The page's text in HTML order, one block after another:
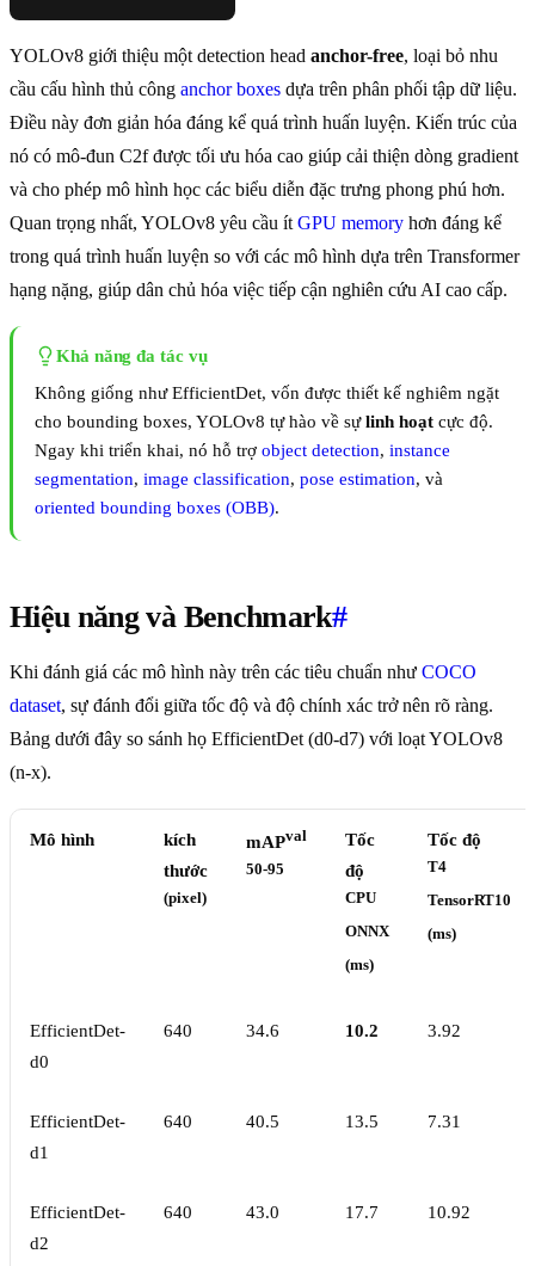
YOLOv8 giới thiệu một detection head anchor-free, loại bỏ nhu
cầu cấu hình thủ công anchor boxes dựa trên phân phối tập dữ liệu.
Điều này đơn giản hóa đáng kể quá trình huấn luyện. Kiến trúc của
nó có mô-đun C2f được tối ưu hóa cao giúp cải thiện dòng gradient
và cho phép mô hình học các biểu diễn đặc trưng phong phú hơn.
Quan trọng nhất, YOLOv8 yêu cầu ít GPU memory hơn đáng kể
trong quá trình huấn luyện so với các mô hình dựa trên Transformer
hạng nặng, giúp dân chủ hóa việc tiếp cận nghiên cứu AI cao cấp.
Khả năng đa tác vụ
Không giống như EfficientDet, vốn được thiết kế nghiêm ngặt
cho bounding boxes, YOLOv8 tự hào về sựlinh hoạt cực độ.
Ngay khi triển khai, nó hỗ trợ object detection, instance
segmentation, image classification, pose estimation, và
oriented bounding boxes (OBB).
Hiệu năng và Benchmark#
Khi đánh giá các mô hình này trên các tiêu chuẩn như COCO
dataset, sự đánh đổi giữa tốc độ và độ chính xác trở nên rõ ràng.
Bảng dưới đây so sánh họ EfficientDet (d0-d7) với loạt YOLOv8
(n-x).
Mô hình
kích
thước
(pixel)
mAPval
50-95
Tốc
độ
CPU
ONNX
(ms)
Tốc độ
T4
TensorRT10
(ms)
EfficientDet-
d0
640 34.6 10.2 3.92
EfficientDet-
d1
640 40.5 13.5 7.31
EfficientDet-
d2
640 43.0 17.7 10.92